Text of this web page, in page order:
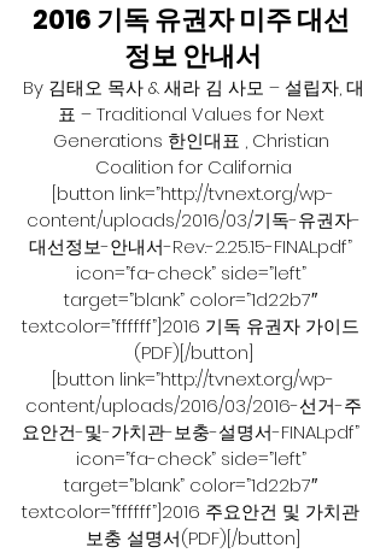
2016 기독 유권자 미주 대선
정보 안내서
By 김태오 목사 & 새라 김 사모 – 설립자, 대
표 – Traditional Values for Next
Generations 한인대표 , Christian
Coalition for California
[button link=”http://tvnext.org/wp-
content/uploads/2016/03/기독-유권자-
대선정보-안내서-Rev.-2.25.15-FINAL.pdf”
icon=”fa-check” side=”left”
target=”blank” color=”1d22b7″
textcolor=”ffffff”]2016 기독 유권자 가이드
(PDF)[/button]
[button link=”http://tvnext.org/wp-
content/uploads/2016/03/2016-선거-주
요안건-및-가치관-보충-설명서-FINAL.pdf”
icon=”fa-check” side=”left”
target=”blank” color=”1d22b7″
textcolor=”ffffff”]2016 주요안건 및 가치관
보충 설명서(PDF)[/button]